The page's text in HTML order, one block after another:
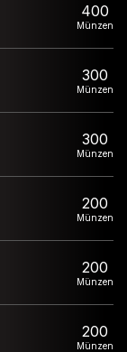
400
Münzen
300
Münzen
300
Münzen
200
Münzen
200
Münzen
200
Münzen